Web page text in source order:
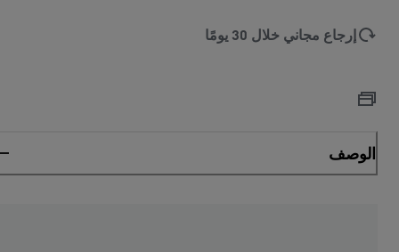
إرجاع مجاني خلال 30 يومًا
الوصف